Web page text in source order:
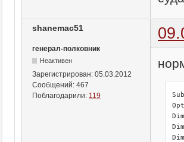
shanemac51
генерал-полковник
Неактивен
Зарегистрирован: 05.03.2012
Сообщений: 467
Поблагодарили: 119